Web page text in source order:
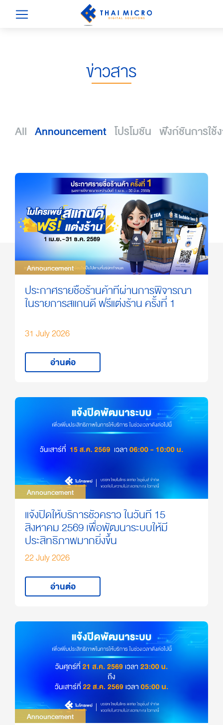
ข่าวสาร
All Announcement โปรโมชัน ฟังก์ชันการใช้
Announcement
Announcement
ประกาศรายชื่อร้านค้าที่ผ่านการพิจารณา
ในรายการสแกนดี ฟรีแต่งร้าน ครั้งที่ 1
31 July 2026
อ่านต่อ
Announcement
Announcement
แจ้งปิดให้บริการชั่วคราว ในวันที่ 15
สิงหาคม 2569 เพื่อพัฒนาระบบให้มี
ประสิทธิภาพมากยิ่งขึ้น
22 July 2026
อ่านต่อ
Announcement
Announcement